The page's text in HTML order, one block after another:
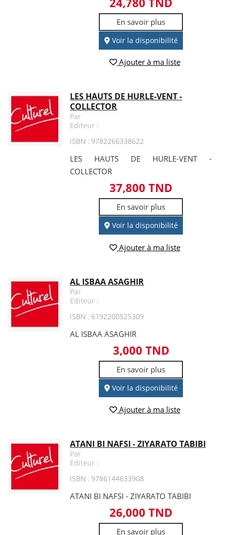
En savoir plus
Voir la disponibilité
Ajouter à ma liste
LES HAUTS DE HURLE-VENT -
COLLECTOR
Par
Editeur :
ISBN : 9782266338622
LES HAUTS DE HURLE-VENT -
COLLECTOR
37,800 TND
En savoir plus
Voir la disponibilité
Ajouter à ma liste
AL ISBAA ASAGHIR
Par
Editeur :
ISBN : 6192200525309
AL ISBAA ASAGHIR
3,000 TND
En savoir plus
Voir la disponibilité
Ajouter à ma liste
ATANI BI NAFSI - ZIYARATO TABIBI
Par
Editeur :
ISBN : 9786144633908
ATANI BI NAFSI - ZIYARATO TABIBI
26,000 TND
En savoir plus